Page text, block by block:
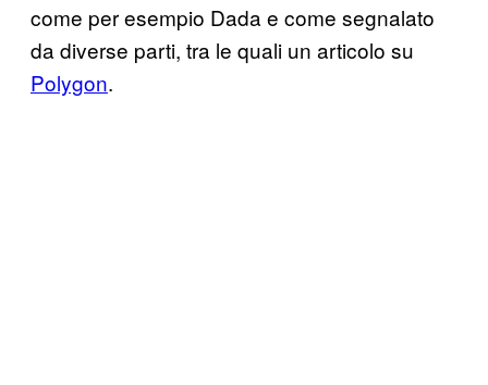
come per esempio Dada e come segnalato
da diverse parti, tra le quali un articolo su
Polygon.